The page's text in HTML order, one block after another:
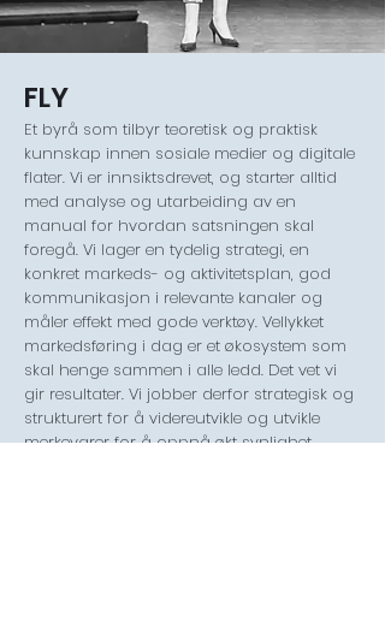
FLY
Et byrå som tilbyr teoretisk og praktisk
kunnskap innen sosiale medier og digitale
flater. Vi er innsiktsdrevet, og starter alltid
med analyse og utarbeiding av en
manual for hvordan satsningen skal
foregå. Vi lager en tydelig strategi, en
konkret markeds- og aktivitetsplan, god
kommunikasjon i relevante kanaler og
måler effekt med gode verktøy. Vellykket
markedsføring i dag er et økosystem som
skal henge sammen i alle ledd. Det vet vi
gir resultater. Vi jobber derfor strategisk og
strukturert for å videreutvikle og utvikle
merkevarer for å oppnå økt synlighet,